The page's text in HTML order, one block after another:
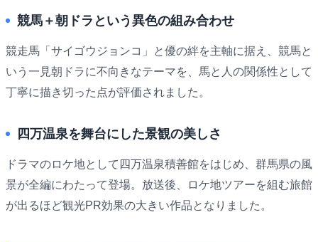
競馬＋朝ドラという異色の組み合わせ
競走馬「サイゴウジョンコ」と優の絆を主軸に据え、競馬と
いう一見朝ドラに不向きなテーマを、馬と人の関係性として
丁寧に描き切った点が評価されました。
四万温泉を舞台にした景観の美しさ
ドラマのロケ地として四万温泉積善館をはじめ、群馬県の風
景が全編にわたって登場。放送後、ロケ地ツアーを組む旅館
が出るほど観光PR効果の大きい作品となりました。